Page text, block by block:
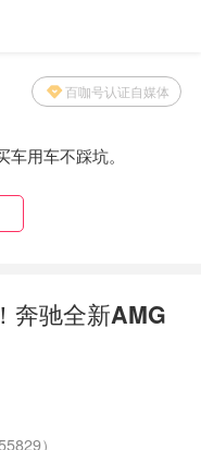
百咖号认证自媒体
用车不踩坑。
奔驰全新AMG
）